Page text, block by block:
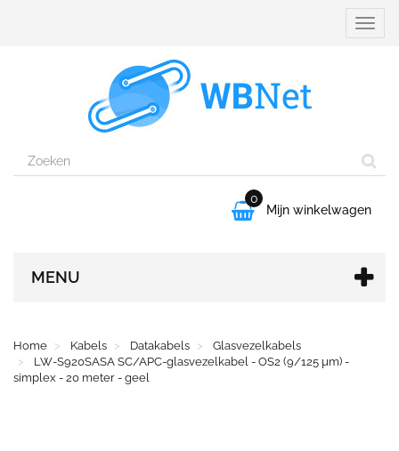

0
Mijn winkelwagen
MENU
Home Kabels Datakabels
Glasvezelkabels
LW-S920SASA SC/APC-glasvezelkabel - OS2 (9/125 µm) -
simplex - 20 meter - geel